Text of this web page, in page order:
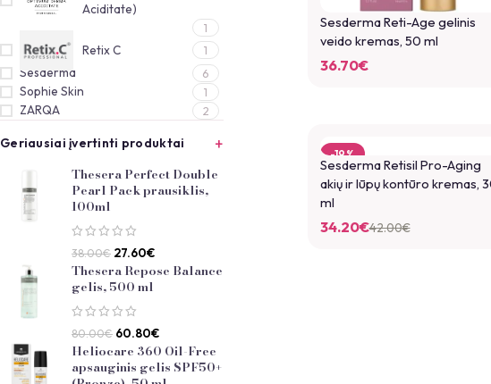
Aciditate)
1
Retix C 1
Sesderma 6
Sophie Skin 1
ZARQA 2
Geriausiai įvertinti produktai
Thesera Perfect Double
Pearl Pack prausiklis,
100ml
38.00€ 27.60€
Thesera Repose Balance
gelis, 500 ml
80.00€ 60.80€
Heliocare 360 Oil-Free
apsauginis gelis SPF50+
Sesderma Reti-Age gelinis
veido kremas, 50 ml
36.70€
-19%
Sesderma Retisil Pro-Aging
akių ir lūpų kontūro kremas,
ml
42.00€
34.20€